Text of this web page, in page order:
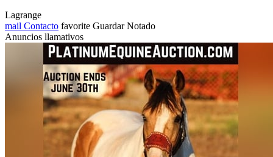
Lagrange
mail Contacto favorite Guardar Notado
Anuncios llamativos